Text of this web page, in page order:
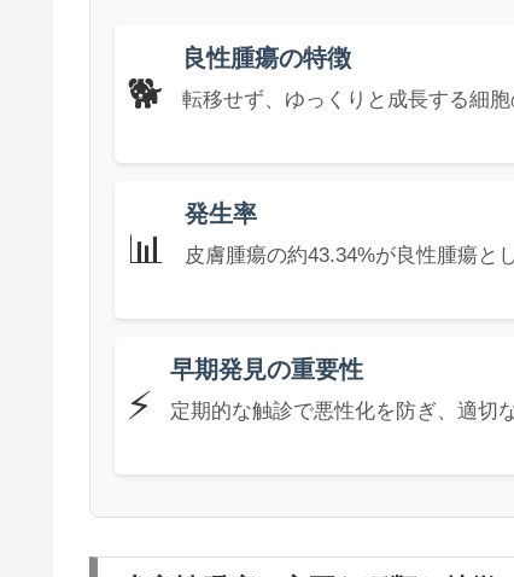
🐕
良性腫瘍の特徴
転移せず、ゆっくりと成長する細
📊
発生率
皮膚腫瘍の約43.34%が良性腫瘍と
⚡
早期発見の重要性
定期的な触診で悪性化を防ぎ、適切